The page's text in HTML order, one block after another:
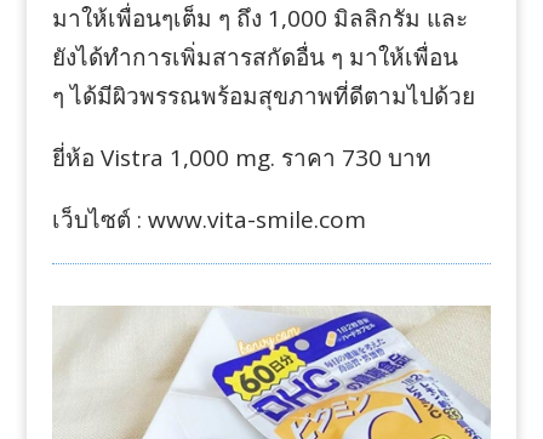
มาให้เพื่อนๆเต็ม ๆ ถึง 1,000 มิลลิกรัม และ
ยังได้ทำการเพิ่มสารสกัดอื่น ๆ มาให้เพื่อน
ๆ ได้มีผิวพรรณพร้อมสุขภาพที่ดีตามไปด้วย
ยี่ห้อ Vistra 1,000 mg. ราคา 730 บาท
เว็บไซต์ : www.vita-smile.com